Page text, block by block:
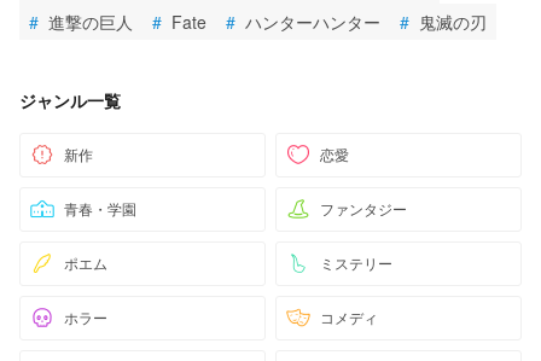
# 進撃の巨人 # Fate # ハンターハンター # 鬼滅の刃
ジャンル一覧
新作 恋愛
青春・学園 ファンタジー
ポエム ミステリー
ホラー コメディ